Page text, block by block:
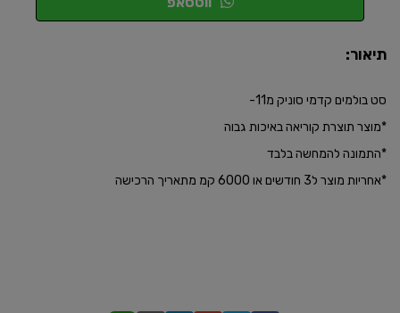
תיאור:
סט בולמים קדמי סוניק מ11-
*מוצר תוצרת קוריאה באיכות גבוה
*התמונה להמחשה בלבד
*אחריות מוצר ל3 חודשים או 6000 קמ מתאריך הרכישה